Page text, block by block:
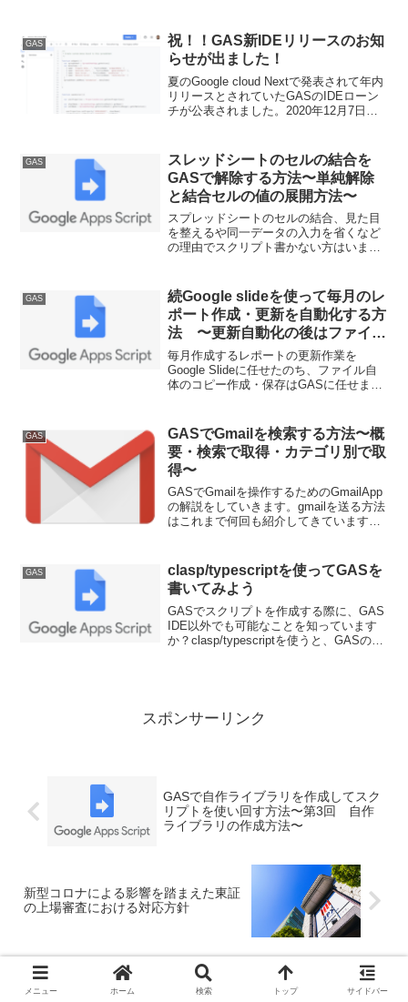
一から作るってケースも、もちろん多い
のです...
GAS
祝！！GAS新IDEリリースのお知
らせが出ました！
夏のGoogle cloud Nextで発表されて年内
リリースとされていたGASのIDEローン
チが公表されました。2020年12月7日か
IDEの変更点も含めて紹介します。
GAS
スレッドシートのセルの結合を
GASで解除する方法〜単純解除
と結合セルの値の展開方法〜
スプレッドシートのセルの結合、見た目
を整えるや同一データの入力を省くなど
の理由でスクリプト書かない方はいまだ
ます。今回はGASでセルの結合解除や結
合セルの数値の展開方法を紹介します。
GAS
続Google slideを使って毎月のレ
ポート作成・更新を自動化する方
法 〜更新自動化の後はファイル
自体も定期コピーしよう〜
毎月作成するレポートの更新作業を
Google Slideに任せたのち、ファイル自
体のコピー作成・保存はGASに任せまし
GAS
GASでGmailを検索する方法〜概
要・検索で取得・カテゴリ別で取
得〜
GASでGmailを操作するためのGmailApp
の解説をしていきます。gmailを送る方法
はこれまで何回も紹介してきています
概要と基本的な検索
GAS
clasp/typescriptを使ってGASを
書いてみよう
GASでスクリプトを作成する際に、GAS
IDE以外でも可能なことを知っています
か？clasp/typescriptを使うと、GASの開
スポンサーリンク
GASで自作ライブラリを作成してスク
リプトを使い回す方法〜第3回 自作
ライブラリの作成方法〜
新型コロナによる影響を踏まえた東証
の上場審査における対応方針
ホーム GAS
メニュー ホーム 検索 トップ サイドバー